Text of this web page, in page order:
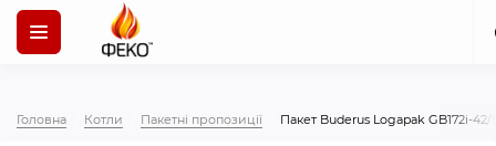
Головна Котли Пакетні пропозиції Пакет Buderus Logapak GB172i-42/